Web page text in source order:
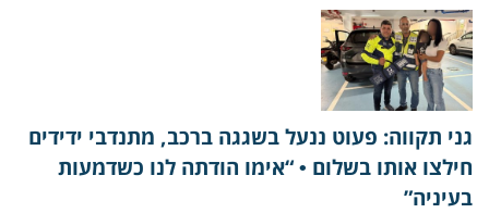
גני תקווה: פעוט ננעל בשגגה ברכב, מתנדבי ידידים
חילצו אותו בשלום • “אימו הודתה לנו כשדמעות
בעיניה”